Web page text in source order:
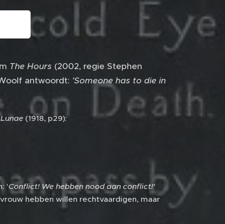
The Hours (2002, regie Stephen
antwoordt: 'Someone has to die in
(1918, p29):
'Conflict! We hebben nood aan conflict!'
hebben willen rechtvaardigen, maar